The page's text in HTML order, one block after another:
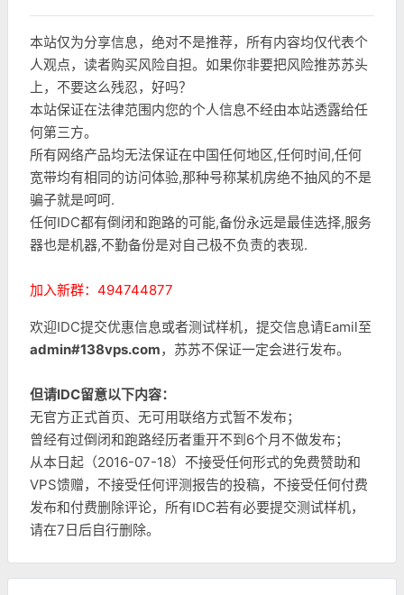
本站仅为分享信息，绝对不是推荐，所有内容均仅代表个
人观点，读者购买风险自担。如果你非要把风险推苏苏头
上，不要这么残忍，好吗？
本站保证在法律范围内您的个人信息不经由本站透露给任
何第三方。
所有网络产品均无法保证在中国任何地区,任何时间,任何
宽带均有相同的访问体验,那种号称某机房绝不抽风的不是
骗子就是呵呵.
任何IDC都有倒闭和跑路的可能,备份永远是最佳选择,服务
器也是机器,不勤备份是对自己极不负责的表现.
加入新群：494744877
欢迎IDC提交优惠信息或者测试样机，提交信息请Eamil至
admin#138vps.com，苏苏不保证一定会进行发布。
但请IDC留意以下内容：
无官方正式首页、无可用联络方式暂不发布；
曾经有过倒闭和跑路经历者重开不到6个月不做发布；
从本日起（2016-07-18）不接受任何形式的免费赞助和
VPS馈赠，不接受任何评测报告的投稿，不接受任何付费
发布和付费删除评论，所有IDC若有必要提交测试样机，
请在7日后自行删除。